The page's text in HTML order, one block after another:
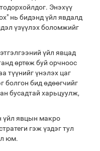
Энэхүү
нь бидэнд үйл явдалд
үзүүлэх боломжийг
үйл явцад
өртөж буй орчноос
түүнийг үнэлэх цаг
болгон бид өдөөгчийг
бусадтай харьцуулж,
үйл явцын макро
гэж үздэг тул
юм.